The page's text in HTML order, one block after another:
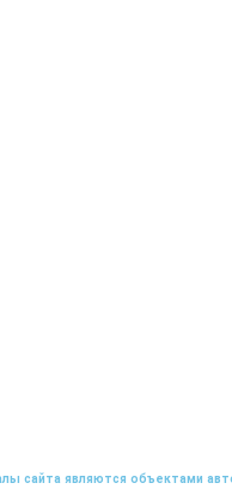
сайта являются объектами